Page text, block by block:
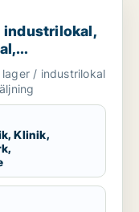
butik, klinik,
industrilokal,
hotell
/ industrilokal
Klinik,